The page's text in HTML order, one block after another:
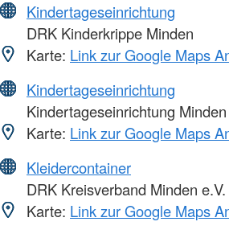
Kindertageseinrichtung
DRK Kinderkrippe Minden
Karte: Link zur Google Maps
Kindertageseinrichtung
Kindertageseinrichtung Minden
Karte: Link zur Google Maps
Kleidercontainer
DRK Kreisverband Minden e.V.
Karte: Link zur Google Maps